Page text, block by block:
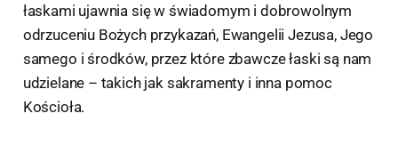
łaskami ujawnia się w świadomym i dobrowolnym
odrzuceniu Bożych przykazań, Ewangelii Jezusa, Jego
samego i środków, przez które zbawcze łaski są nam
udzielane – takich jak sakramenty i inna pomoc
Kościoła.